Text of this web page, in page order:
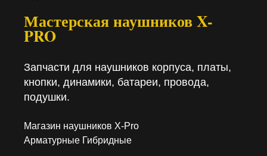
Мастерская наушников X-
PRO
Запчасти для наушников корпуса, платы,
кнопки, динамики, батареи, провода,
подушки.
Магазин наушников X-Pro
Арматурные Гибридные